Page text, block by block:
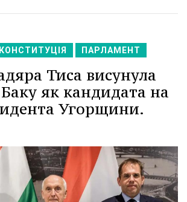
КОНСТИТУЦІЯ ПАРЛАМЕНТ
Тиса висунула
як кандидата на
Угорщини.